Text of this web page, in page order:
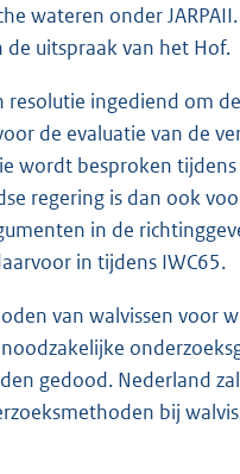
wateren onder
uitspraak van het Hof.
resolutie ingediend om
de evaluatie van de
wordt besproken
regering is dan ook
in de
in tijdens IWC65.
van walvissen voor
gedood. Nederland
bij